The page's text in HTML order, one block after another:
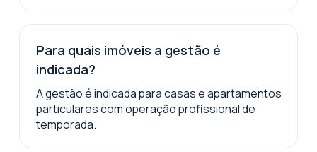
Para quais imóveis a gestão é
indicada?
A gestão é indicada para casas e apartamentos
particulares com operação profissional de
temporada.